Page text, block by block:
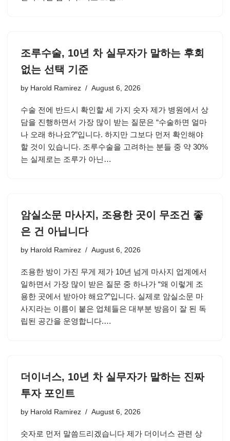
조루수술, 10년 차 실무자가 말하는 후회
없는 선택 기준
by Harold Ramirez August 6, 2026
수술 전에 반드시 확인할 세 가지 숫자 제가 병원에서 상
담을 진행하면서 가장 많이 받는 질문은 “수술하면 얼마
나 오래 하나요?”입니다. 하지만 그보다 먼저 확인해야
할 것이 있습니다. 조루수술을 고려하는 분들 중 약 30%
는 실제로는 조루가 아닌…
암실소문 마사지, 조용한 곳이 무조건 좋
은 건 아닙니다
by Harold Ramirez August 6, 2026
조용한 방이 가진 무게 제가 10년 넘게 마사지 업계에서
일하면서 가장 많이 받은 질문 중 하나가 “왜 이렇게 조
용한 곳에서 받아야 해요?”입니다. 실제로 암실소문 마
사지라는 이름이 붙은 업체들은 대부분 방음이 잘 된 독
립된 공간을 운영합니다.…
더이너스, 10년 차 실무자가 말하는 진짜
투자 포인트
by Harold Ramirez August 6, 2026
숫자로 먼저 말씀드리겠습니다 제가 더이너스 관련 상